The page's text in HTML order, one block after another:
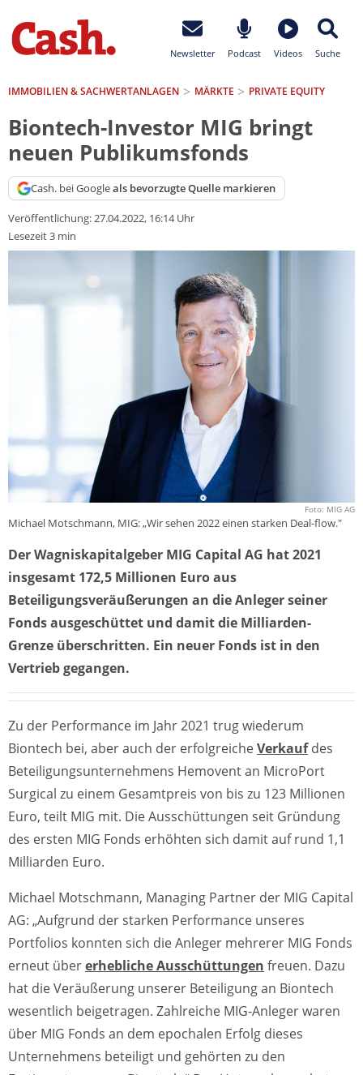
Newsletter Podcast Videos Suche
IMMOBILIEN & SACHWERTANLAGEN MÄRKTE PRIVATE EQUITY
Biontech-Investor MIG bringt
neuen Publikumsfonds
Cash. bei Googleals bevorzugte Quelle markieren
Veröffentlichung:27.04.2022, 16:14 Uhr
Lesezeit 3 min
Foto: MIG AG
Michael Motschmann, MIG: „Wir sehen 2022 einen starken Deal-flow."
Der Wagniskapitalgeber MIG Capital AG hat 2021
insgesamt 172,5 Millionen Euro aus
Beteiligungsveräußerungen an die Anleger seiner
Fonds ausgeschüttet und damit die Milliarden-
Grenze überschritten. Ein neuer Fonds ist in den
Vertrieb gegangen.
Zu der Performance im Jahr 2021 trug wiederum
Biontech bei, aber auch der erfolgreicheVerkaufdes
Beteiligungsunternehmens Hemovent an MicroPort
Surgical zu einem Gesamtpreis von bis zu 123 Millionen
Euro, teilt MIG mit. Die Ausschüttungen seit Gründung
des ersten MIG Fonds erhöhten sich damit auf rund 1,1
Milliarden Euro.
Michael Motschmann, Managing Partner der MIG Capital
AG: „Aufgrund der starken Performance unseres
Portfolios konnten sich die Anleger mehrerer MIG Fonds
erneut übererhebliche Ausschüttungen freuen. Dazu
hat die Veräußerung unserer Beteiligung an Biontech
wesentlich beigetragen. Zahlreiche MIG-Anleger waren
über MIG Fonds an dem epochalen Erfolg dieses
Unternehmens beteiligt und gehörten zu den